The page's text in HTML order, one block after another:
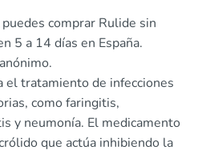
comprar Rulide sin
5 a 14 días en España.
el tratamiento de infecciones
como faringitis,
y neumonía. El medicamento
que actúa inhibiendo la